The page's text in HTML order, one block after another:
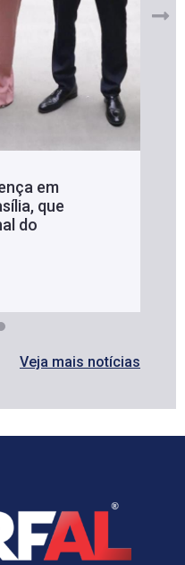
em
que
do
Veja mais notícias